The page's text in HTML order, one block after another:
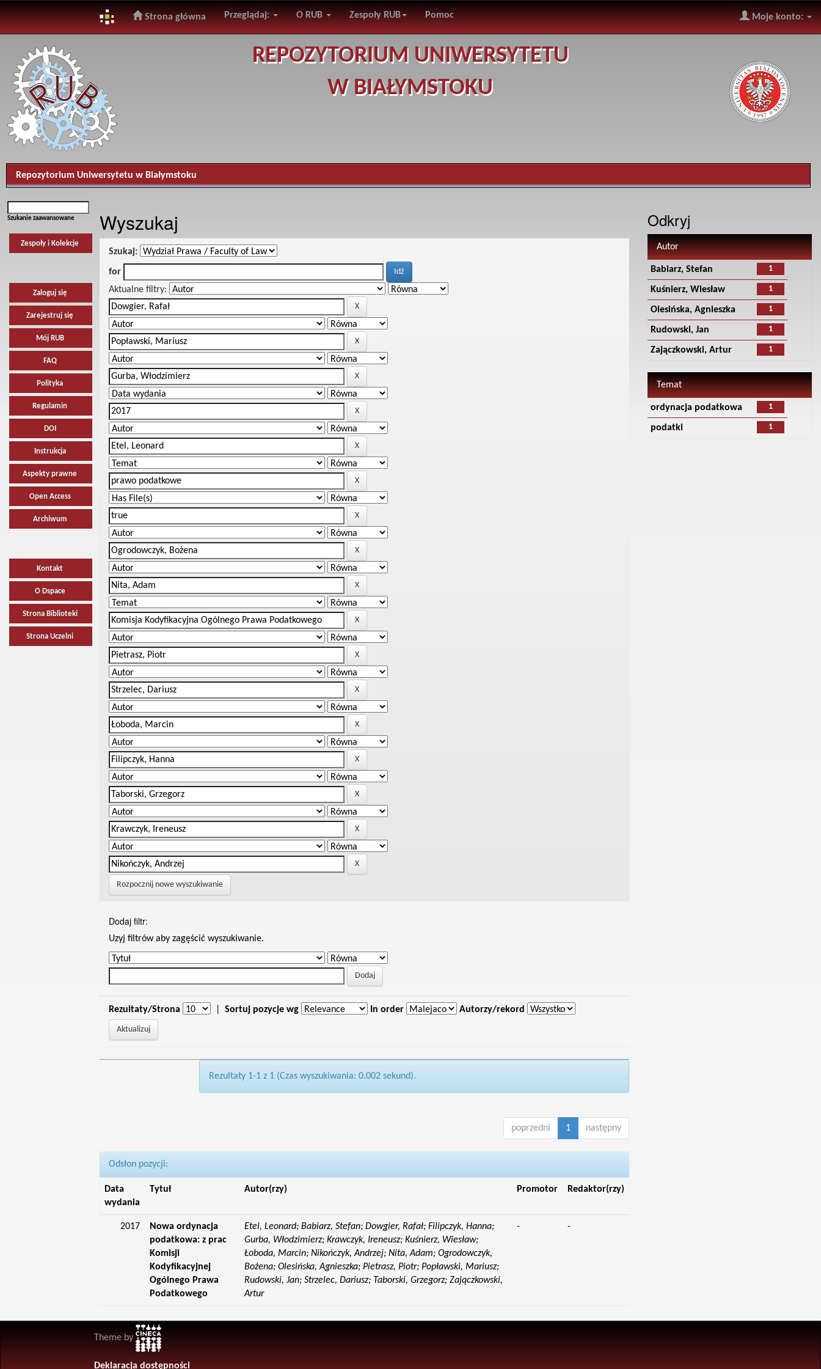
navigation
Strona główna Przeglądaj: O RUB Zespoły RUB Pomoc Moje konto:
REPOZYTORIUM UNIWERSYTETU
W BIAŁYMSTOKU
Repozytorium Uniwersytetu w Białymstoku
Szukanie zaawansowane
Zespoły i Kolekcje
Zaloguj się
Zarejestruj się
Mój RUB
FAQ
Polityka
Regulamin
DOI
Instrukcja
Aspekty prawne
Open Access
Archiwum
Kontakt
O Dspace
Strona Biblioteki
Strona Uczelni
Wyszukaj
Szukaj:
for
Aktualne filtry:
Rozpocznij nowe wyszukiwanie
Dodaj filtr:
Uzyj filtrów aby zagęścić wyszukiwanie.
Rezultaty/Strona Sortuj pozycje wg In order Autorzy/rekord
Rezultaty 1-1 z 1 (Czas wyszukiwania: 0.002 sekund).
poprzedni 1 następny
Odsłon pozycji:
Data
wydania
Tytuł Autor(rzy) Promotor Redaktor(rzy)
2017
Nowa ordynacja
podatkowa: z prac
Komisji
Kodyfikacyjnej
Ogólnego Prawa
Podatkowego
Etel, Leonard; Babiarz, Stefan; Dowgier, Rafał; Filipczyk, Hanna;
Gurba, Włodzimierz; Krawczyk, Ireneusz; Kuśnierz, Wiesław;
Łoboda, Marcin; Nikończyk, Andrzej; Nita, Adam; Ogrodowczyk,
Bożena; Olesińska, Agnieszka; Pietrasz, Piotr; Popławski, Mariusz;
Rudowski, Jan; Strzelec, Dariusz; Taborski, Grzegorz; Zajączkowski,
Artur
- -
Odkryj
Autor
1
Babiarz, Stefan
1
Kuśnierz, Wiesław
1
Olesińska, Agnieszka
1
Rudowski, Jan
1
Zajączkowski, Artur
Temat
1
ordynacja podatkowa
1
podatki
Theme by
Deklaracja dostępności